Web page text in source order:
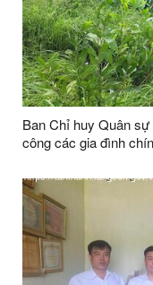
Ban Chỉ huy Quân
công các gia đình